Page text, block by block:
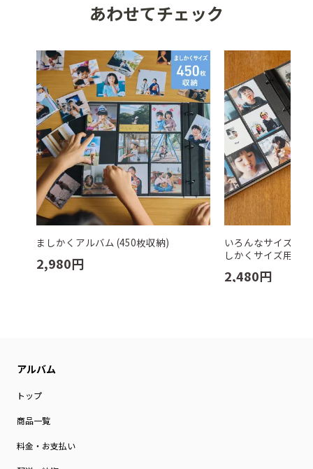
あわせてチェック
ましかくアルバム (450枚収納)
2,980円
いろんなサイズも
しかくサイズ用台
2,480円
トップ
商品一覧
料金・お支払い